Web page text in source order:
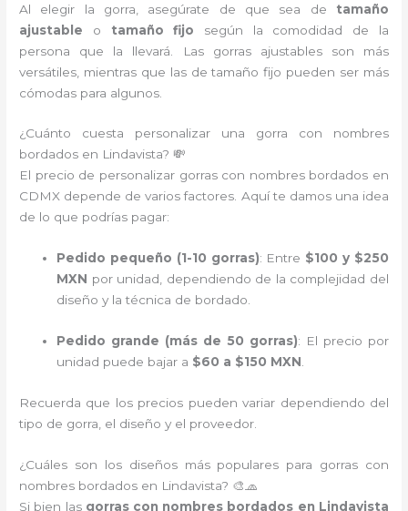
Al elegir la gorra, asegúrate de que sea de tamaño
ajustable o tamaño fijo según la comodidad de la
persona que la llevará. Las gorras ajustables son más
versátiles, mientras que las de tamaño fijo pueden ser más
cómodas para algunos.
¿Cuánto cuesta personalizar una gorra con nombres
bordados en Lindavista? 💸
El precio de personalizar gorras con nombres bordados en
CDMX depende de varios factores. Aquí te damos una idea
de lo que podrías pagar:
Pedido pequeño (1-10 gorras): Entre $100 y $250
MXN por unidad, dependiendo de la complejidad del
diseño y la técnica de bordado.
Pedido grande (más de 50 gorras): El precio por
unidad puede bajar a $60 a $150 MXN
Recuerda que los precios pueden variar dependiendo del
tipo de gorra, el diseño y el proveedor.
¿Cuáles son los diseños más populares para gorras con
nombres bordados en Lindavista? 🎨🧢
Si bien las gorras con nombres bordados en Lindavista